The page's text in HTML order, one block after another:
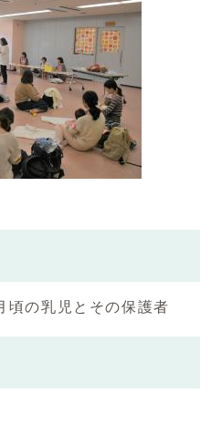
頃の乳児とその保護者